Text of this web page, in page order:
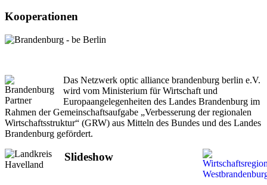
Kooperationen
Das Netzwerk optic alliance brandenburg berlin e.V.
wird vom Ministerium für Wirtschaft und
Europaangelegenheiten des Landes Brandenburg im
Rahmen der Gemeinschaftsaufgabe „Verbesserung der regionalen
Wirtschaftsstruktur“ (GRW) aus Mitteln des Bundes und des Landes
Brandenburg gefördert.
Slideshow